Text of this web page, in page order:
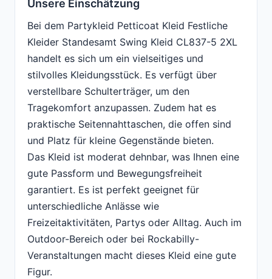
Unsere Einschätzung
Bei dem Partykleid Petticoat Kleid Festliche
Kleider Standesamt Swing Kleid CL837-5 2XL
handelt es sich um ein vielseitiges und
stilvolles Kleidungsstück. Es verfügt über
verstellbare Schulterträger, um den
Tragekomfort anzupassen. Zudem hat es
praktische Seitennahttaschen, die offen sind
und Platz für kleine Gegenstände bieten.
Das Kleid ist moderat dehnbar, was Ihnen eine
gute Passform und Bewegungsfreiheit
garantiert. Es ist perfekt geeignet für
unterschiedliche Anlässe wie
Freizeitaktivitäten, Partys oder Alltag. Auch im
Outdoor-Bereich oder bei Rockabilly-
Veranstaltungen macht dieses Kleid eine gute
Figur.